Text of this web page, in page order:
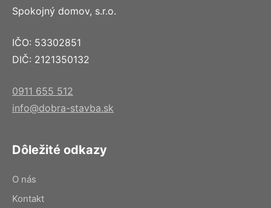
Spokojný domov, s.r.o.
IČO: 53302851
DIČ: 2121350132
0911 655 512
info@dobra-stavba.sk
Dôležité odkazy
O nás
Kontakt